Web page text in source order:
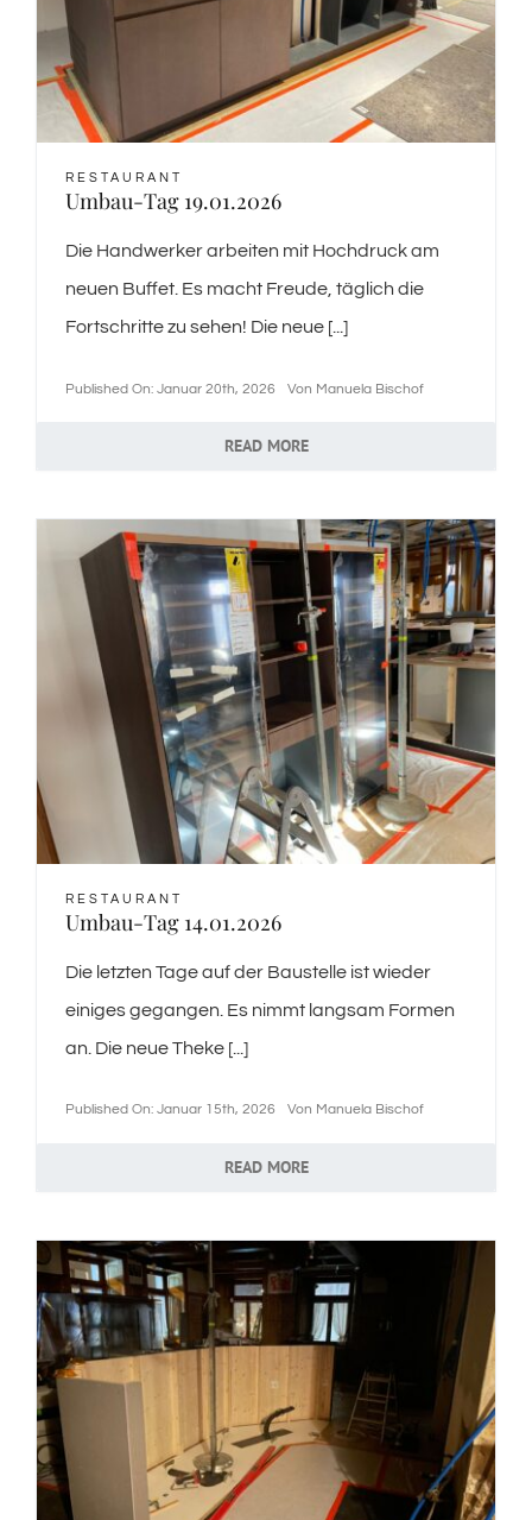
Jobs / offene Stellen
News
Hoberg’s Kulinarik Welt
RESTAURANT
Umbau-Tag 19.01.2026
Die Handwerker arbeiten mit Hochdruck am
neuen Buffet. Es macht Freude, täglich die
Fortschritte zu sehen! Die neue [...]
Published On: Januar 20th, 2026 Von Manuela Bischof
READ MORE
RESTAURANT
Umbau-Tag 14.01.2026
Die letzten Tage auf der Baustelle ist wieder
einiges gegangen. Es nimmt langsam Formen
an. Die neue Theke [...]
Published On: Januar 15th, 2026 Von Manuela Bischof
READ MORE